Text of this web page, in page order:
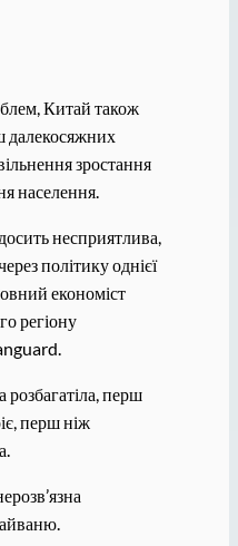
Китай також
далекосяжних
зростання
населення.
несприятлива,
політику однієї
економіст
регіону
розбагатіла, перш
перш ніж